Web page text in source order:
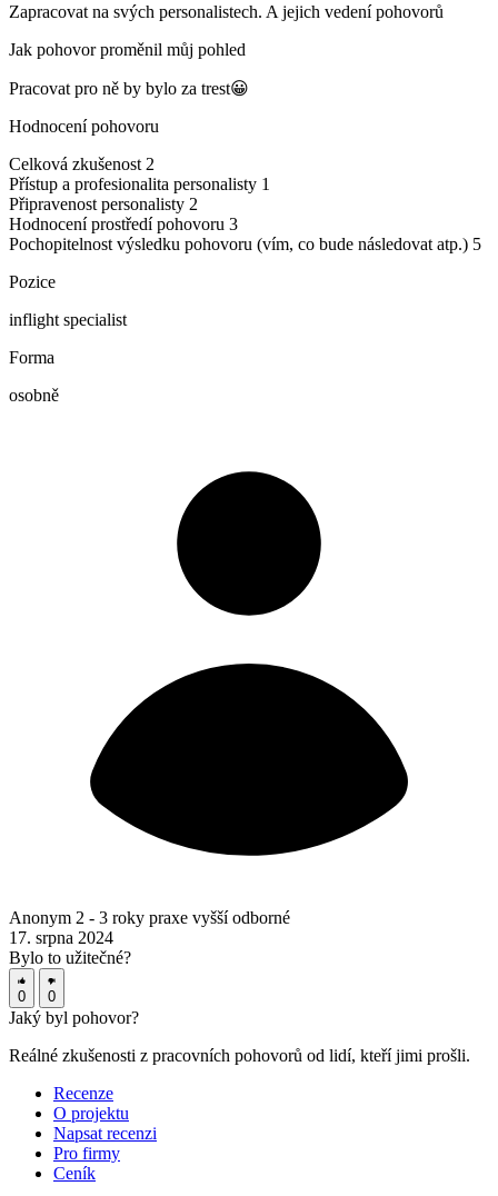
Zapracovat na svých personalistech. A jejich vedení pohovorů
Jak pohovor proměnil můj pohled
Pracovat pro ně by bylo za trest😀
Hodnocení pohovoru
Celková zkušenost 2
Přístup a profesionalita personalisty 1
Připravenost personalisty 2
Hodnocení prostředí pohovoru 3
Pochopitelnost výsledku pohovoru (vím, co bude následovat atp.) 5
Pozice
inflight specialist
Forma
osobně
Anonym 2 - 3 roky praxe vyšší odborné
17. srpna 2024
Bylo to užitečné?
0 0
Jaký byl pohovor?
Reálné zkušenosti z pracovních pohovorů od lidí, kteří jimi prošli.
Recenze
O projektu
Napsat recenzi
Pro firmy
Ceník